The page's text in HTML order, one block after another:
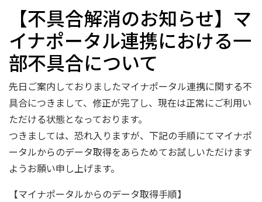
【不具合解消のお知らせ】マ
イナポータル連携における一
部不具合について
先日ご案内しておりましたマイナポータル連携に関する不
具合につきまして、修正が完了し、現在は正常にご利用い
ただける状態となっております。
つきましては、恐れ入りますが、下記の手順にてマイナポ
ータルからのデータ取得をあらためてお試しいただけます
ようお願い申し上げます。
【マイナポータルからのデータ取得手順】